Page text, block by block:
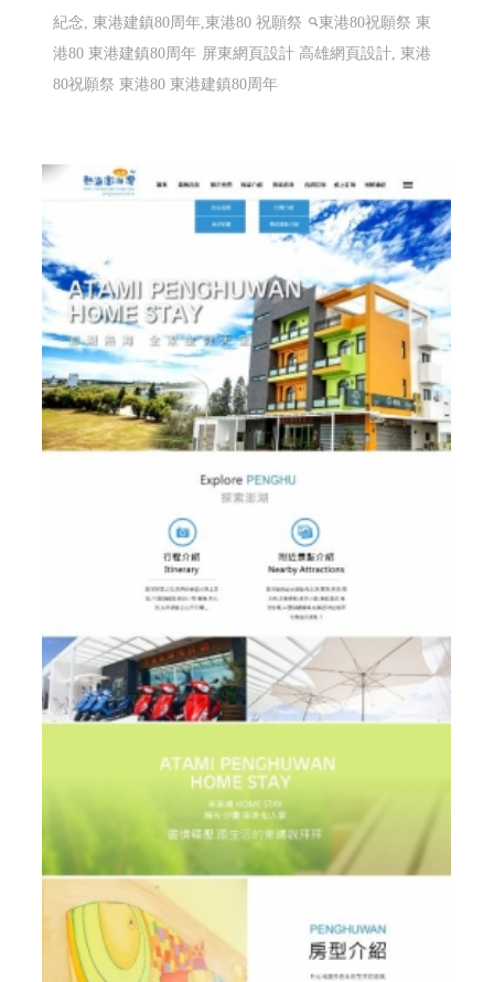
紀念, 東港建鎮80周年,東港80 祝願祭
東港80祝願祭 東
港80 東港建鎮80周年 屏東網頁設計 高雄網頁設計, 東港
80祝願祭 東港80 東港建鎮80周年